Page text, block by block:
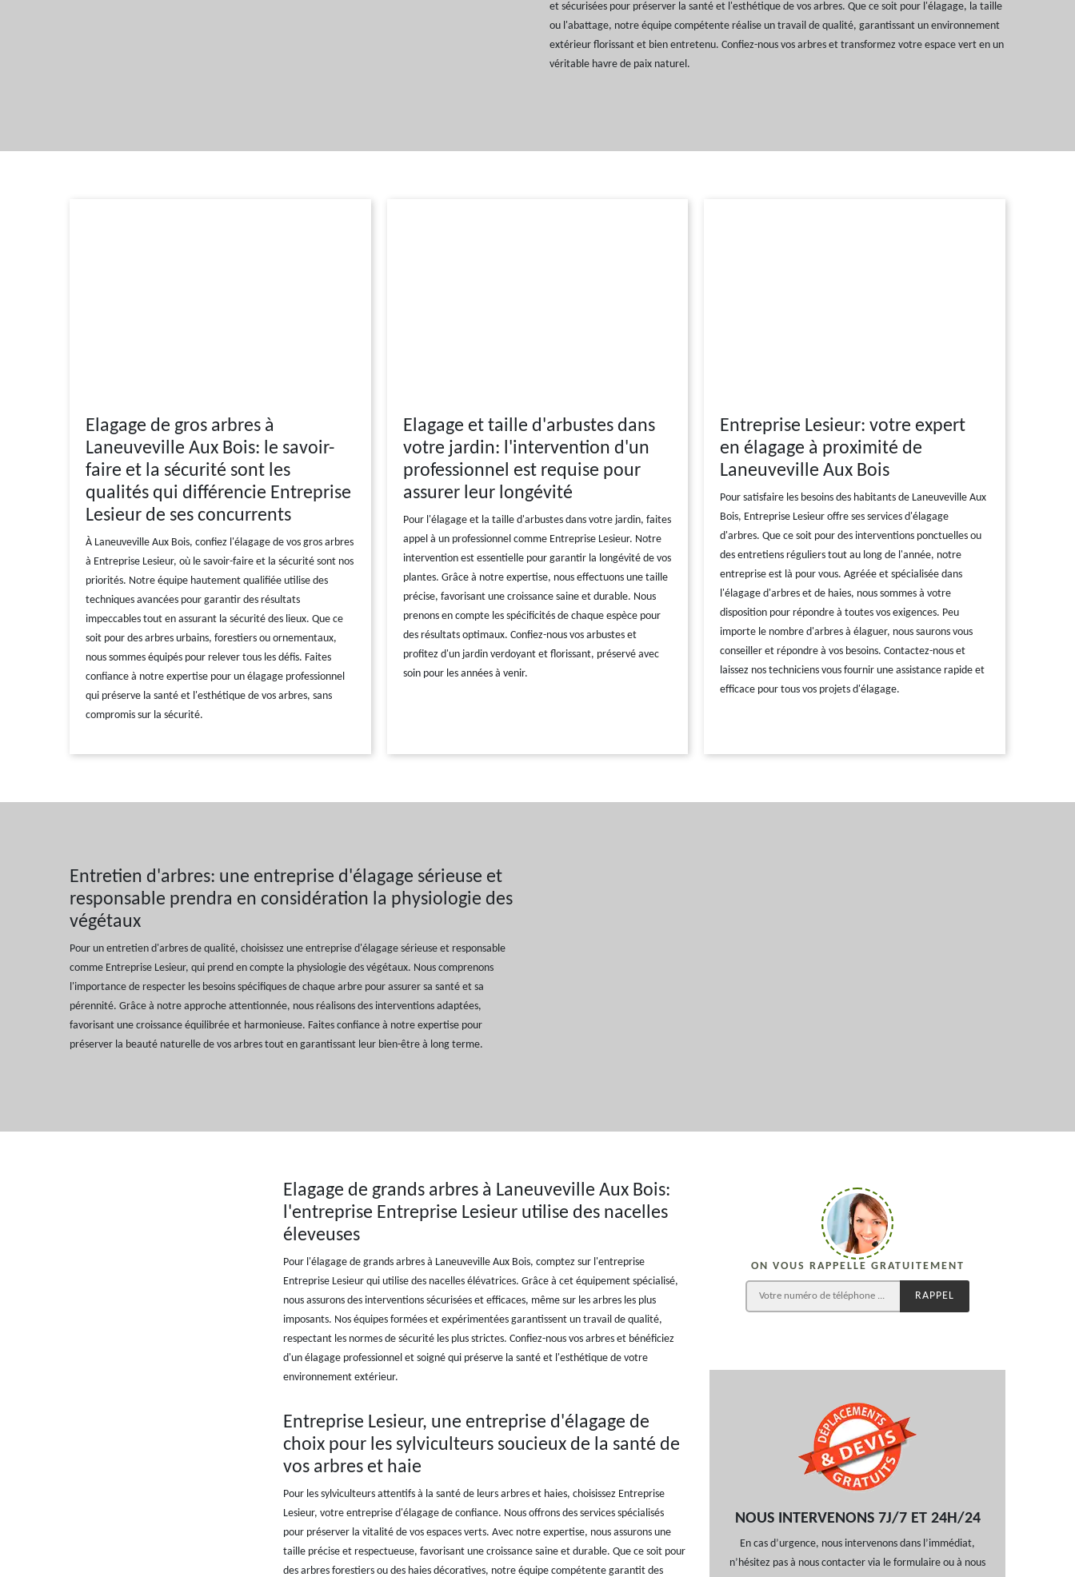
et sécurisées pour préserver la santé et l'esthétique de vos arbres. Que ce soit pour l'élagage, la taille
ou l'abattage, notre équipe compétente réalise un travail de qualité, garantissant un environnement
extérieur florissant et bien entretenu. Confiez-nous vos arbres et transformez votre espace vert en un
véritable havre de paix naturel.
Elagage de gros arbres à
Laneuveville Aux Bois: le savoir-
faire et la sécurité sont les
qualités qui différencie Entreprise
Lesieur de ses concurrents
À Laneuveville Aux Bois, confiez l'élagage de vos gros arbres
à Entreprise Lesieur, où le savoir-faire et la sécurité sont nos
priorités. Notre équipe hautement qualifiée utilise des
techniques avancées pour garantir des résultats
impeccables tout en assurant la sécurité des lieux. Que ce
soit pour des arbres urbains, forestiers ou ornementaux,
nous sommes équipés pour relever tous les défis. Faites
confiance à notre expertise pour un élagage professionnel
qui préserve la santé et l'esthétique de vos arbres, sans
compromis sur la sécurité.
Elagage et taille d'arbustes dans
votre jardin: l'intervention d'un
professionnel est requise pour
assurer leur longévité
Pour l'élagage et la taille d'arbustes dans votre jardin, faites
appel à un professionnel comme Entreprise Lesieur. Notre
intervention est essentielle pour garantir la longévité de vos
plantes. Grâce à notre expertise, nous effectuons une taille
précise, favorisant une croissance saine et durable. Nous
prenons en compte les spécificités de chaque espèce pour
des résultats optimaux. Confiez-nous vos arbustes et
profitez d'un jardin verdoyant et florissant, préservé avec
soin pour les années à venir.
Entreprise Lesieur: votre expert
en élagage à proximité de
Laneuveville Aux Bois
Pour satisfaire les besoins des habitants de Laneuveville Aux
Bois, Entreprise Lesieur offre ses services d'élagage
d'arbres. Que ce soit pour des interventions ponctuelles ou
des entretiens réguliers tout au long de l'année, notre
entreprise est là pour vous. Agréée et spécialisée dans
l'élagage d'arbres et de haies, nous sommes à votre
disposition pour répondre à toutes vos exigences. Peu
importe le nombre d'arbres à élaguer, nous saurons vous
conseiller et répondre à vos besoins. Contactez-nous et
laissez nos techniciens vous fournir une assistance rapide et
efficace pour tous vos projets d'élagage.
Entretien d'arbres: une entreprise d'élagage sérieuse et
responsable prendra en considération la physiologie des
végétaux
Pour un entretien d'arbres de qualité, choisissez une entreprise d'élagage sérieuse et responsable
comme Entreprise Lesieur, qui prend en compte la physiologie des végétaux. Nous comprenons
l'importance de respecter les besoins spécifiques de chaque arbre pour assurer sa santé et sa
pérennité. Grâce à notre approche attentionnée, nous réalisons des interventions adaptées,
favorisant une croissance équilibrée et harmonieuse. Faites confiance à notre expertise pour
préserver la beauté naturelle de vos arbres tout en garantissant leur bien-être à long terme.
Elagage de grands arbres à Laneuveville Aux Bois:
l'entreprise Entreprise Lesieur utilise des nacelles
éleveuses
Pour l'élagage de grands arbres à Laneuveville Aux Bois, comptez sur l'entreprise
Entreprise Lesieur qui utilise des nacelles élévatrices. Grâce à cet équipement spécialisé,
nous assurons des interventions sécurisées et efficaces, même sur les arbres les plus
imposants. Nos équipes formées et expérimentées garantissent un travail de qualité,
respectant les normes de sécurité les plus strictes. Confiez-nous vos arbres et bénéficiez
d'un élagage professionnel et soigné qui préserve la santé et l'esthétique de votre
environnement extérieur.
Entreprise Lesieur, une entreprise d'élagage de
choix pour les sylviculteurs soucieux de la santé de
vos arbres et haie
Pour les sylviculteurs attentifs à la santé de leurs arbres et haies, choisissez Entreprise
Lesieur, votre entreprise d'élagage de confiance. Nous offrons des services spécialisés
pour préserver la vitalité de vos espaces verts. Avec notre expertise, nous assurons une
taille précise et respectueuse, favorisant une croissance saine et durable. Que ce soit pour
des arbres forestiers ou des haies décoratives, notre équipe compétente garantit des
ON VOUS RAPPELLE GRATUITEMENT
NOUS INTERVENONS 7J/7 ET 24H/24
En cas d’urgence, nous intervenons dans l’immédiat,
n’hésitez pas à nous contacter via le formulaire ou à nous